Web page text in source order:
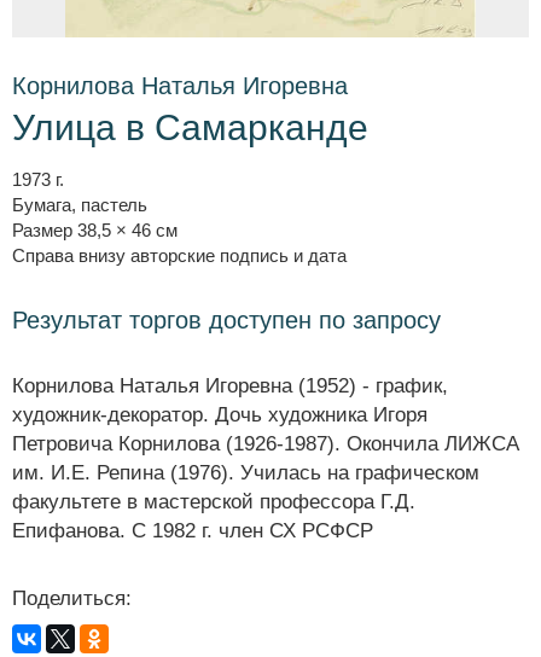
Корнилова Наталья Игоревна
Улица в Самарканде
1973 г.
Бумага, пастель
Размер 38,5 × 46 см
Справа внизу авторские подпись и дата
Результат торгов доступен по запросу
Корнилова Наталья Игоревна (1952) - график,
художник-декоратор. Дочь художника Игоря
Петровича Корнилова (1926-1987). Окончила ЛИЖСА
им. И.Е. Репина (1976). Училась на графическом
факультете в мастерской профессора Г.Д.
Епифанова. С 1982 г. член СХ РСФСР
Поделиться: